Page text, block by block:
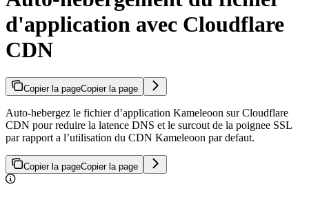
d'application avec Cloudflare
CDN
Copier la pageCopier la page
Auto-hebergez le fichier d’application Kameleoon sur Cloudflare
CDN pour reduire la latence DNS et le surcout de la poignee SSL
par rapport a l’utilisation du CDN Kameleoon par defaut.
Copier la pageCopier la page